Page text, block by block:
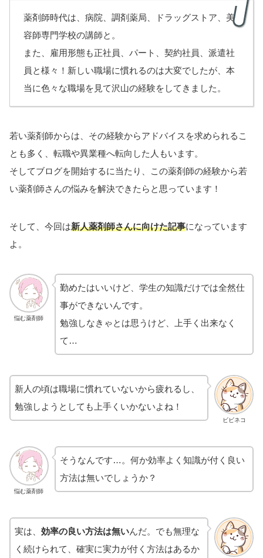
薬剤師時代は、病院、調剤薬局、ドラッグストア、美
容師専門学校の講師と。
また、雇用形態も正社員、パート、契約社員、派遣社
員と様々！新しい職場に慣れるのは大変でしたが、本
当に色々な職場を見て沢山の経験をしてきました。
若い薬剤師からは、その経験からアドバイスを求められるこ
とも多く、転職や異業種へ転向した人もいます。
そしてブログを開始するに当たり、この薬剤師の経験から若
い薬剤師さんの悩みを解決できたらと思っています！
そして、今回は新人薬剤師さんに向けた記事になっています
よ。
悩む薬剤師
勤めたはいいけど、学生の知識だけでは全然仕
事ができないんです。
勉強しなきゃとは思うけど、上手く出来なく
て…
ビビネコ
新人の頃は職場に慣れていないから疲れるし、
勉強しようとしても上手くいかないよね！
悩む薬剤師
そうなんです…。何か効率よく知識が付く良い
方法は無いでしょうか？
実は、 効率の良い方法は無いんだ。でも無理な
く続けられて、確実に実力が付く方法はあるか